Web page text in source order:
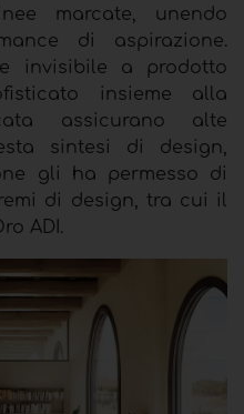
marcate, unendo
di aspirazione.
invisibile a prodotto
insieme alla
assicurano alte
sintesi di design,
gli ha permesso di
di design, tra cui il
ADI.